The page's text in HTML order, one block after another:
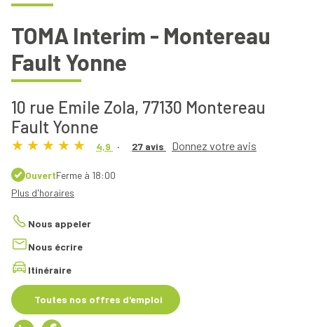
TOMA Interim - Montereau
Fault Yonne
10 rue Emile Zola, 77130 Montereau
Fault Yonne
4,9 27 avis Donnez votre avis
OuvertFerme à 18:00
Plus d'horaires
Nous appeler
Nous écrire
Itinéraire
Toutes nos offres d'emploi